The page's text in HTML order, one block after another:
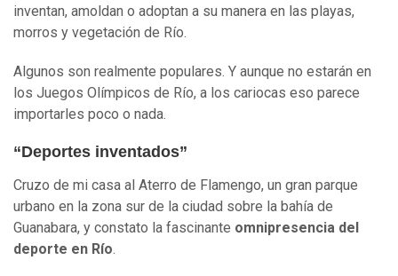
inventan, amoldan o adoptan a su manera en las playas,
morros y vegetación de Río.
Algunos son realmente populares. Y aunque no estarán en
los Juegos Olímpicos de Río, a los cariocas eso parece
importarles poco o nada.
“Deportes inventados”
Cruzo de mi casa al Aterro de Flamengo, un gran parque
urbano en la zona sur de la ciudad sobre la bahía de
Guanabara, y constato la fascinante omnipresencia del
deporte en Río.